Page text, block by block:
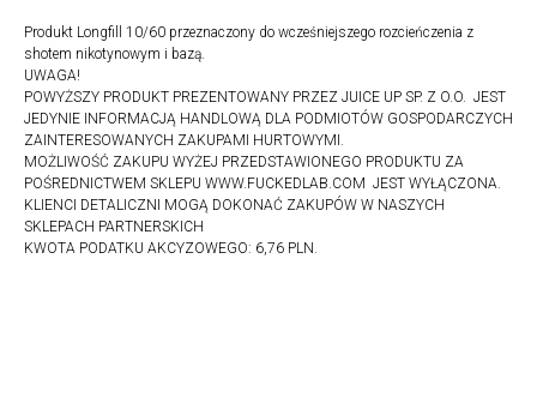
Produkt Longfill 10/60 przeznaczony do wcześniejszego rozcieńczenia z
shotem nikotynowym i bazą.
UWAGA!
POWYŻSZY PRODUKT PREZENTOWANY PRZEZ JUICE UP SP. Z O.O. JEST
JEDYNIE INFORMACJĄ HANDLOWĄ DLA PODMIOTÓW GOSPODARCZYCH
ZAINTERESOWANYCH ZAKUPAMI HURTOWYMI.
MOŻLIWOŚĆ ZAKUPU WYŻEJ PRZEDSTAWIONEGO PRODUKTU ZA
POŚREDNICTWEM SKLEPU WWW.FUCKEDLAB.COM JEST WYŁĄCZONA.
KLIENCI DETALICZNI MOGĄ DOKONAĆ ZAKUPÓW W NASZYCH
SKLEPACH PARTNERSKICH
KWOTA PODATKU AKCYZOWEGO: 6,76 PLN.